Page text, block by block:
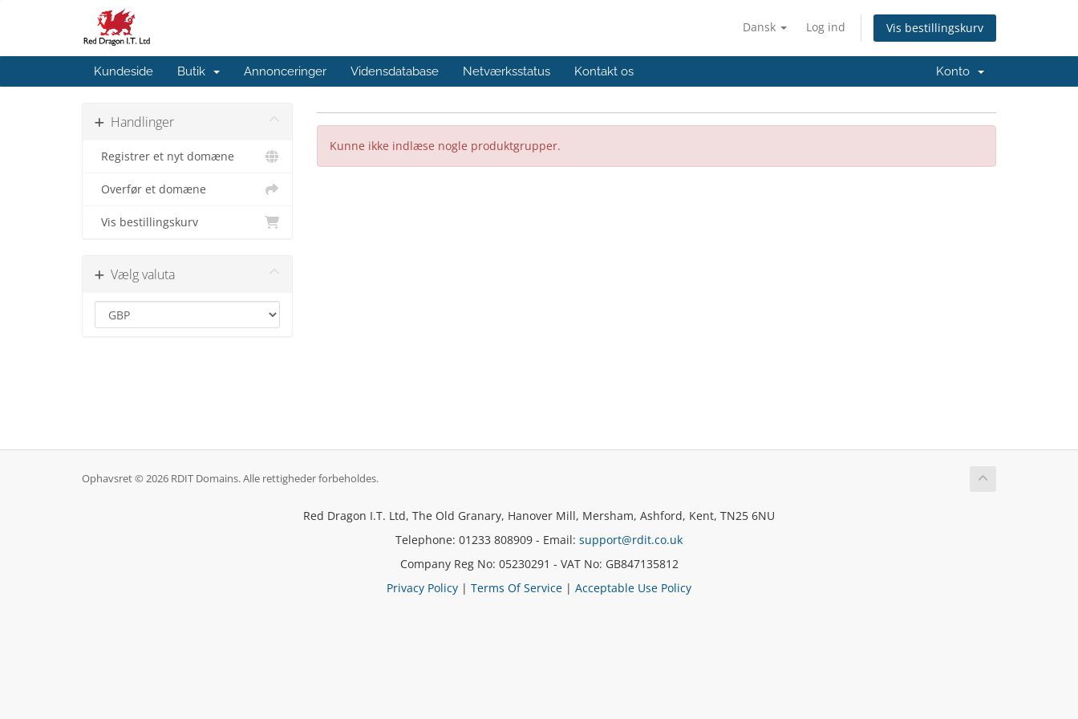
Dansk Log ind Vis bestillingskurv
Kundeside Butik Annonceringer Vidensdatabase Netværksstatus Kontakt os Konto
Handlinger
Registrer et nyt domæne
Overfør et domæne
Vis bestillingskurv
Vælg valuta
Kunne ikke indlæse nogle produktgrupper.
Ophavsret © 2026 RDIT Domains. Alle rettigheder forbeholdes.
Red Dragon I.T. Ltd, The Old Granary, Hanover Mill, Mersham, Ashford, Kent, TN25 6NU
Telephone: 01233 808909 - Email: support@rdit.co.uk
Company Reg No: 05230291 - VAT No: GB847135812
Privacy Policy | Terms Of Service | Acceptable Use Policy